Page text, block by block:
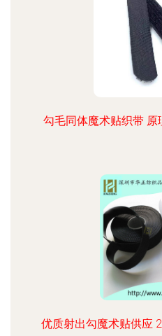
勾毛同体魔术贴织带
优质射出勾魔术贴供应